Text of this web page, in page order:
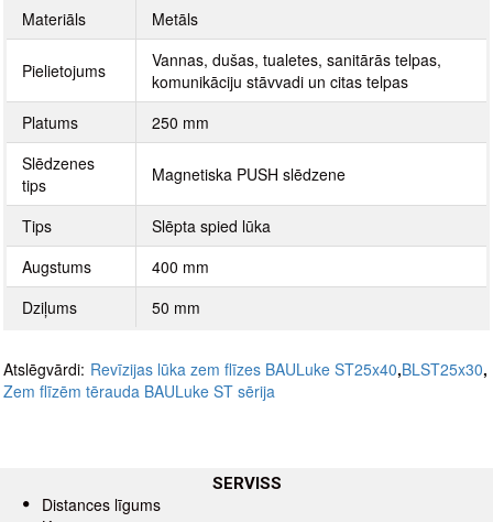
Materiāls Metāls
Pielietojums
Vannas, dušas, tualetes, sanitārās telpas,
komunikāciju stāvvadi un citas telpas
Platums
250 mm
Slēdzenes
tips
Magnetiska PUSH slēdzene
Tips
Slēpta spied lūka
Augstums
400 mm
Dziļums
50 mm
Atslēgvārdi: Revīzijas lūka zem flīzes BAULuke ST25x40,BLST25x30,
Zem flīzēm tērauda BAULuke ST sērija
SERVISS
Distances līgums